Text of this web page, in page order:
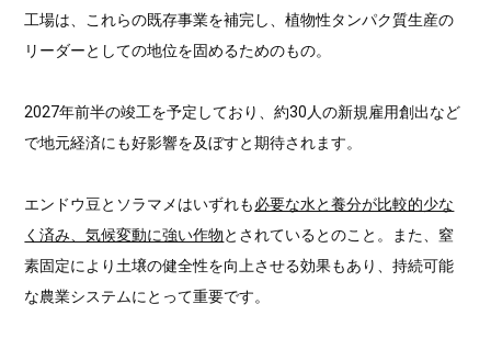
工場は、これらの既存事業を補完し、植物性タンパク質生産の
リーダーとしての地位を固めるためのもの。
2027年前半の竣工を予定しており、約30人の新規雇用創出など
で地元経済にも好影響を及ぼすと期待されます。
エンドウ豆とソラマメはいずれも必要な水と養分が比較的少な
く済み、気候変動に強い作物とされているとのこと。また、窒
素固定により土壌の健全性を向上させる効果もあり、持続可能
な農業システムにとって重要です。